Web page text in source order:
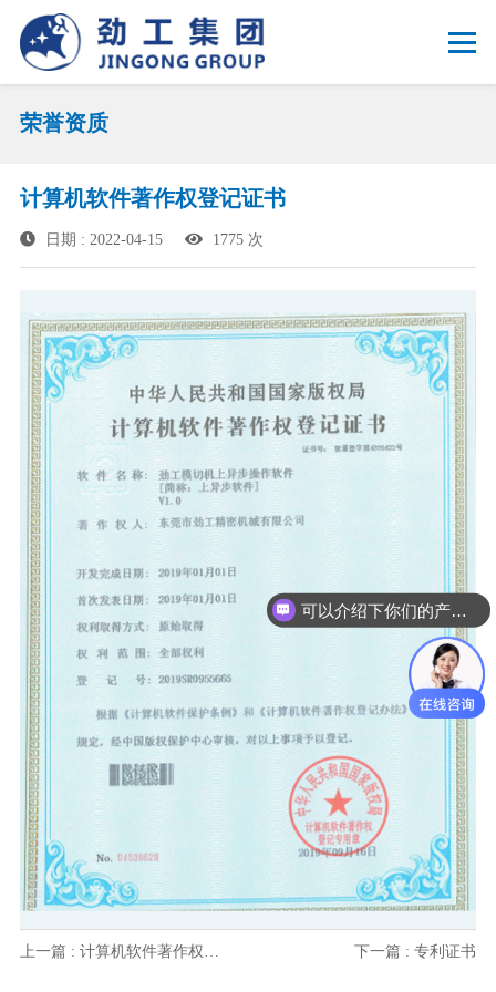
荣誉资质
计算机软件著作权登记证书
日期 : 2022-04-15 1775 次
下一篇 : 专利证书
可以介绍下你们的产品么